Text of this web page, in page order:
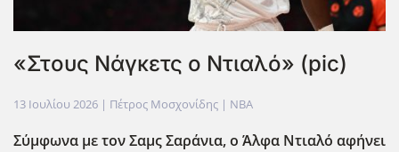
«Στους Νάγκετς ο Ντιαλό» (pic)
13 Ιουλίου 2026 | Πέτρος Μοσχονίδης | NBA
Σύμφωνα με τον Σαμς Σαράνια, ο Άλφα Ντιαλό αφήνει